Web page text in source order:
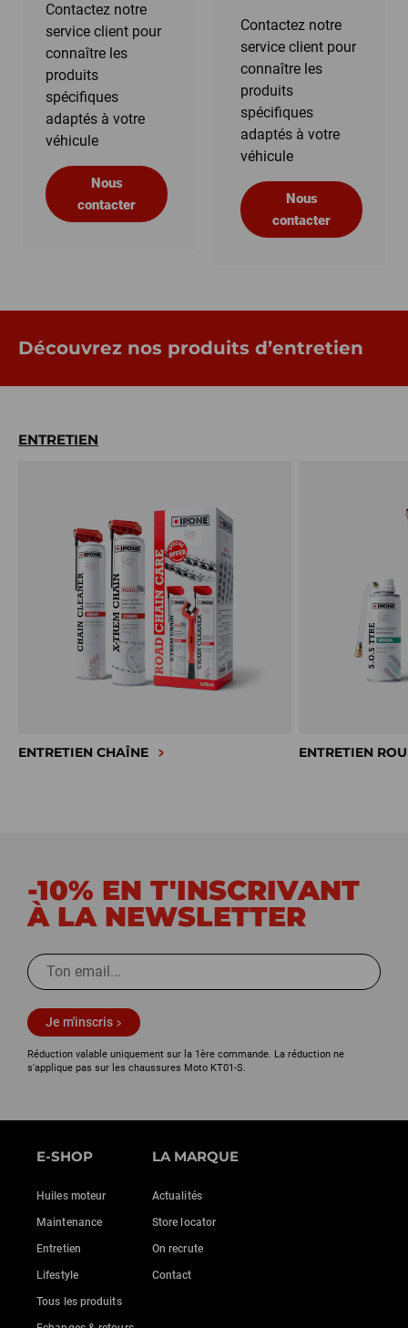
Contactez notre
service client pour
connaître les
produits
spécifiques
adaptés à votre
véhicule
Nous
contacter
Contactez notre
service client pour
connaître les
produits
spécifiques
adaptés à votre
véhicule
Nous
contacter
Découvrez nos produits d’entretien
ENTRETIEN
ENTRETIEN CHAÎNE ENTRETIEN
-10% EN T'INSCRIVANT
À LA NEWSLETTER
Je m'inscris
Réduction valable uniquement sur la 1ère commande. La réduction ne
s'applique pas sur les chaussures Moto KT01-S.
E-SHOP
Huiles moteur
Maintenance
Entretien
Lifestyle
Tous les produits
LA MARQUE
Actualités
Store locator
On recrute
Contact